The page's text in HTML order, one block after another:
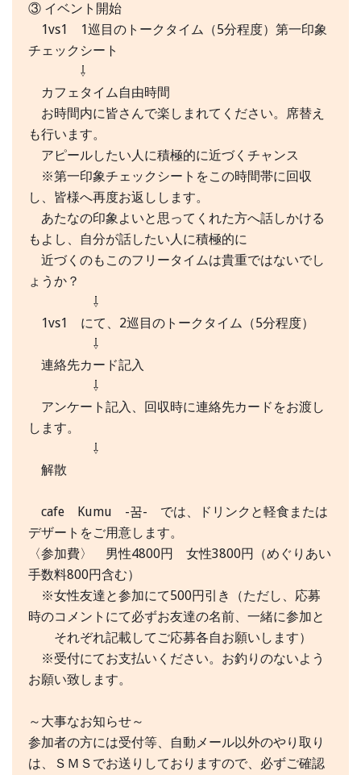
③ イベント開始
1vs1 1巡目のトークタイム（5分程度）第一印象
チェックシート
⇩
カフェタイム自由時間
お時間内に皆さんで楽しまれてください。席替え
も行います。
アピールしたい人に積極的に近づくチャンス
※第一印象チェックシートをこの時間帯に回収
し、皆様へ再度お返しします。
あたなの印象よいと思ってくれた方へ話しかける
もよし、自分が話したい人に積極的に
近づくのもこのフリータイムは貴重ではないでし
ょうか？
⇩
1vs1 にて、2巡目のトークタイム（5分程度）
⇩
連絡先カード記入
⇩
アンケート記入、回収時に連絡先カードをお渡し
します。
⇩
解散
cafe Kumu -꿈- では、ドリンクと軽食または
デザートをご用意します。
〈参加費〉 男性4800円 女性3800円（めぐりあい
手数料800円含む）
※女性友達と参加にて500円引き（ただし、応募
時のコメントにて必ずお友達の名前、一緒に参加と
それぞれ記載してご応募各自お願いします）
※受付にてお支払いください。お釣りのないよう
お願い致します。
～大事なお知らせ～
参加者の方には受付等、自動メール以外のやり取り
は、ＳＭＳでお送りしておりますので、必ずご確認